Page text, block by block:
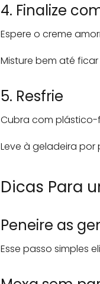
4. Finalize
Espere o creme
Misture bem até
5. Resfrie
Cubra com
Leve à geladeira por
Dicas Para
Peneire as
Esse passo simples